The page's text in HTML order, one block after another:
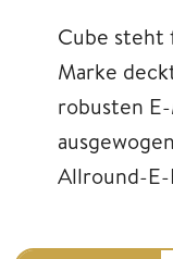
Cube steht
Marke
robusten
Allround-